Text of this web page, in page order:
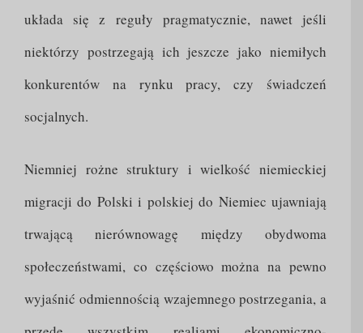
układa się z reguły pragmatycznie, nawet jeśli
niektórzy postrzegają ich jeszcze jako niemiłych
konkurentów na rynku pracy, czy świadczeń
socjalnych.
Niemniej rożne struktury i wielkość niemieckiej
migracji do Polski i polskiej do Niemiec ujawniają
trwającą nierównowagę między obydwoma
społeczeństwami, co częściowo można na pewno
wyjaśnić odmiennością wzajemnego postrzegania, a